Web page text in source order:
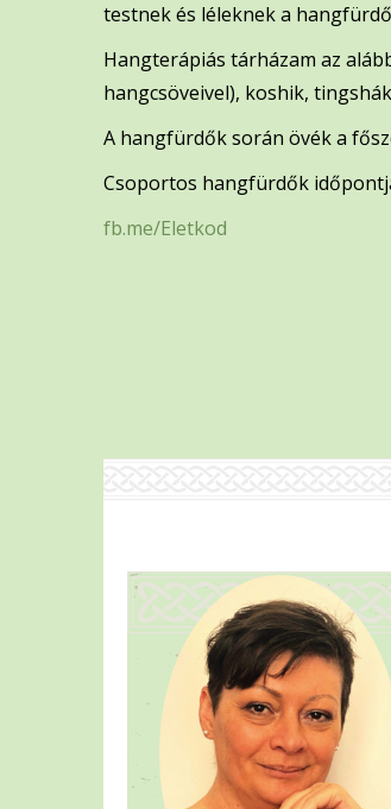
testnek és léleknek a
Hangterápiás tárházam az
hangcsöveivel), koshik,
A hangfürdők során övék a
Csoportos hangfürdők
fb.me/Eletkod